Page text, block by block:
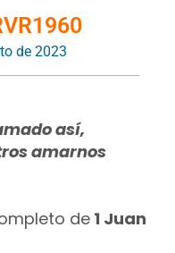
de 2023
así,
amarnos
de 1 Juan